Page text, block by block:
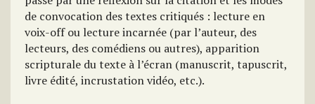
de convocation des textes critiqués : lecture en
voix-off ou lecture incarnée (par l’auteur, des
lecteurs, des comédiens ou autres), apparition
scripturale du texte à l’écran (manuscrit, tapuscrit,
livre édité, incrustation vidéo, etc.).